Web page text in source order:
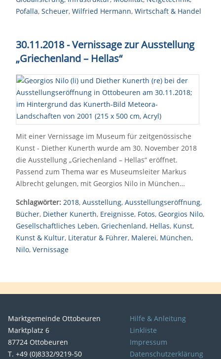
Pofalla, Scheuer, Wilfried Hermann, Wirtschaft & Handel
30.11.2018 - Vernissage zur Ausstellung
„Griechenland – Hellas“
Mit einer Vernissage im Museum für zeitgenössische
Kunst - Diether Kunerth wurde am 30. November 2018
die Ausstellung „Griechenland – Hellas“ eröffnet.
Passend zum Thema war es Museumsleiter Markus
Albrecht gelungen, mit Georgios Nilo in München…
Schlagwörter: 2018, Ausstellung, Ausstellungseröffnung,
Bücher, Diether Kunerth, Ereignisse, Fotos, Georgios Nilo,
Gesellschaftliches Leben, Griechenland, Hellas, Kunst,
Kunst & Kultur, Literatur & Führer, Malerei, München,
Nilo, Vernissage
Marktgemeinde Ottobeuren
Marktplatz 6
87724 Ottobeuren
T. +49 (0)8332/9219-50
Hilfe & Anleitung
Linkliste
Impressum
Datenschutzerklärung